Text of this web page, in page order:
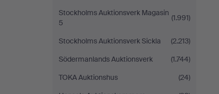
Stockholms Auktionsverk Magasin
5
(1.991)
Stockholms Auktionsverk Sickla
(2.213)
Södermanlands Auktionsverk
(1.744)
TOKA Auktionshus
(24)